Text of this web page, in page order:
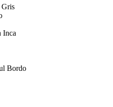
Gris
Inca
Bordo